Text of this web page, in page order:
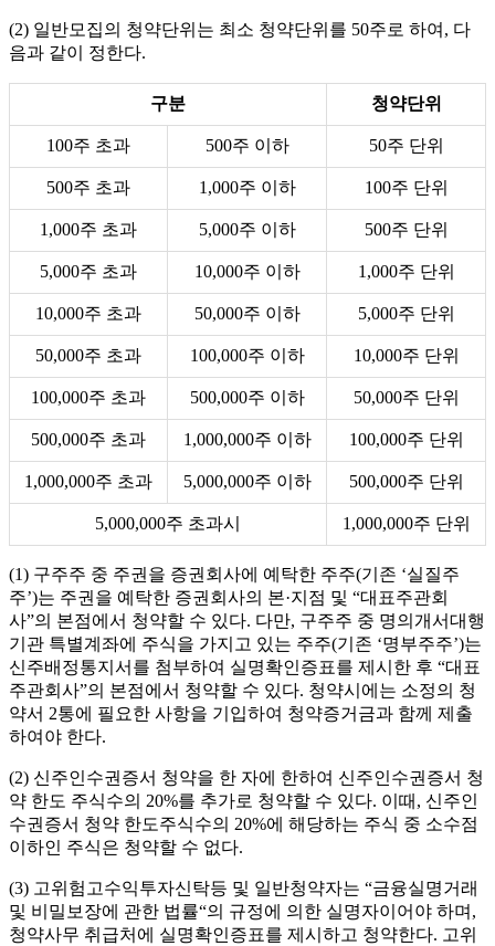
(2) 일반모집의 청약단위는 최소 청약단위를 50주로 하여 , 다
음과 같이 정한다.
구분 청약단위
100주 초과 500주 이하 50주 단위
500주 초과 1,000주 이하 100주 단위
1,000주 초과 5,000주 이하 500주 단위
5,000주 초과 10,000주 이하 1,000주 단위
10,000주 초과 50,000주 이하 5,000주 단위
50,000주 초과 100,000주 이하 10,000주 단위
100,000주 초과 500,000주 이하 50,000주 단위
500,000주 초과 1,000,000주 이하 100,000주 단위
1,000,000주 초과 5,000,000주 이하 500,000주 단위
5,000,000주 초과시 1,000,000주 단위
(1) 구주주 중 주권을 증권회사에 예탁한 주주(기존 ‘실질주
주’)는 주권을 예탁한 증권회사의 본·지점 및 “대표주관회
사”의 본점에서 청약할 수 있다. 다만, 구주주 중 명의개서대행
기관 특별계좌에 주식을 가지고 있는 주주(기존 ‘명부주주’)는
신주배정통지서를 첨부하여 실명확인증표를 제시한 후 “대표
주관회사”의 본점에서 청약할 수 있다. 청약시에는 소정의 청
약서 2통에 필요한 사항을 기입하여 청약증거금과 함께 제출
하여야 한다.
(2) 신주인수권증서 청약을 한 자에 한하여 신주인수권증서 청
약 한도 주식수의 20%를 추가로 청약할 수 있다. 이때 , 신주인
수권증서 청약 한도주식수의 20%에 해당하는 주식 중 소수점
이하인 주식은 청약할 수 없다.
(3) 고위험고수익투자신탁등 및 일반청약자는 “금융실명거래
및 비밀보장에 관한 법률“의 규정에 의한 실명자이어야 하며 ,
청약사무 취급처에 실명확인증표를 제시하고 청약한다. 고위